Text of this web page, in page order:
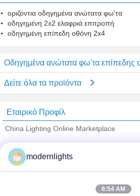
οριζόντια οδηγημένα ανώτατα φω'τα
οδηγημένη 2x2 ελαφριά επιτροπή
οδηγημένη επίπεδη οθόνη 2x4
Οδηγημένα ανώτατα φω'τα επίπεδης
Δείτε όλα τα προϊόντα
Εταιρικό Προφίλ
China Lighting Online Marketplace
Trust Seal
Verified Suplier
modernlights
6:54 AM